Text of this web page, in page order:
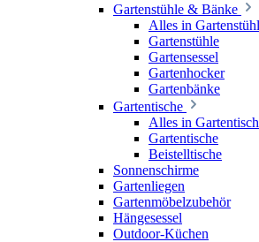
Gartenstühle & Bänke
Alles in
Gartenstühle
Gartensessel
Gartenhocker
Gartenbänke
Gartentische
Alles in
Gartentische
Beistelltische
Sonnenschirme
Gartenliegen
Gartenmöbelzubehör
Hängesessel
Outdoor-Küchen